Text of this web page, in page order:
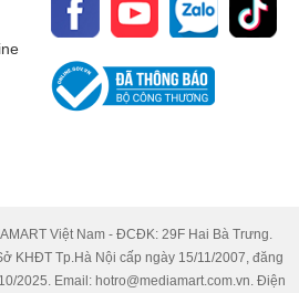
Việt Nam - ĐCĐK: 29F Hai Bà Trưng.
KHĐT Tp.Hà Nội cấp ngày 15/11/2007, đăng
2025. Email: hotro@mediamart.com.vn. Điện